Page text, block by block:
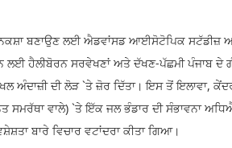
ਨਕਸ਼ਾ ਬਣਾਉਣ ਲਈ ਐਡਵਾਂਸਡ ਆਈਸੋਟੋਪਿਕ ਸਟੱਡੀਜ਼
ਲਈ ਹੈਲੀਬੋਰਨ ਸਰਵੇਖਣਾਂ ਅਤੇ ਦੱਖਣ-ਪੱਛਮੀ ਪੰਜਾਬ ਦੇ
ਦੀ ਲੋੜ `ਤੇ ਜ਼ੋਰ ਦਿੱਤਾ। ਇਸ ਤੋਂ ਇਲਾਵਾ,
ਵਾਲੇ) `ਤੇ ਇੱਕ ਜਲ ਭੰਡਾਰ ਦੀ ਸੰਭਾਵਨਾ
ਬਾਰੇ ਵਿਚਾਰ ਵਟਾਂਦਰਾ ਕੀਤਾ ਗਿਆ।